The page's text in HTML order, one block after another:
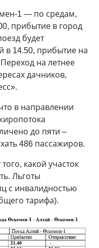
1 — по средам,
прибытие в город
будет
в 14.50, прибытие на
на летнее
дачников,
в направлении
до пяти –
486 пассажиров.
какой участок
Льготы
с инвалидностью
тарифа).